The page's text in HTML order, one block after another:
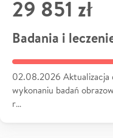
29 851 zł
Badania i
02.08.2026 Aktualizacja
wykonaniu badań
r…